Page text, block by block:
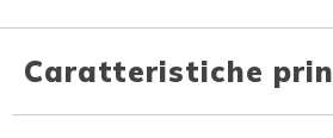
Caratteristiche